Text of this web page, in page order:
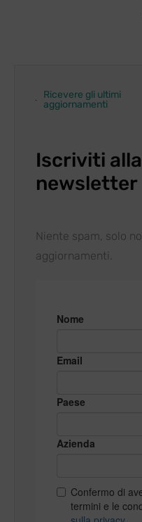
Ricevere gli ultimi
aggiornamenti
Iscriviti
newsletter
Niente spam, solo
aggiornamenti.